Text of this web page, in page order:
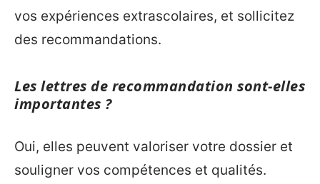
vos expériences extrascolaires, et sollicitez
des recommandations.
Les lettres de recommandation sont-elles
importantes ?
Oui, elles peuvent valoriser votre dossier et
souligner vos compétences et qualités.